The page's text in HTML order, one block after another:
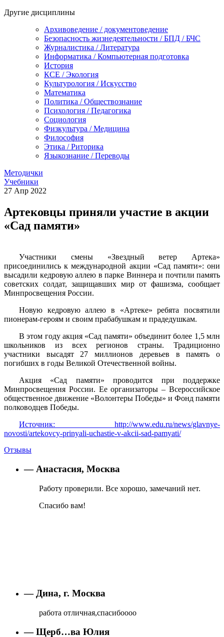
Другие дисциплины
Архивоведение / документоведение
Безопасность жизнедеятельности / БПД / БЧС
Журналистика / Литература
Информатика / Компьютерная подготовка
История
КСЕ / Экология
Культурология / Искусство
Математика
Политика / Обществознание
Психология / Педагогика
Социология
Физкультура / Медицина
Философия
Этика / Риторика
Языкознание / Переводы
Методички
Учебники
27 Апр 2022
Артековцы приняли участие в акции
«Сад памяти»
Участники смены «Звездный ветер Артека»
присоединились к международной акции «Сад памяти»: они
высадили кедровую аллею в парке Виннера и почтили память
советских солдат, защищавших мир от фашизма, сообщает
Минпросвещения России.
Новую кедровую аллею в «Артеке» ребята посвятили
пионерам-героям и своим прабабушкам и прадедушкам.
В этом году акция «Сад памяти» объединит более 1,5 млн
школьников из всех регионов страны. Традиционно
участники высадят 27 миллионов деревьев в память о
погибших в годы Великой Отечественной войны.
Акция «Сад памяти» проводится при поддержке
Минпросвещения России. Ее организаторы – Всероссийское
общественное движение «Волонтеры Победы» и Фонд памяти
полководцев Победы.
Источник: http://www.edu.ru/news/glavnye-
novosti/artekovcy-prinyali-uchastie-v-akcii-sad-pamyati/
Отзывы
— Анастасия, Москва
Работу проверили. Все хорошо, замечаний нет.
Спасибо вам!
— Дина, г. Москва
работа отличная,спасибоооо
— Щерб…ва Юлия